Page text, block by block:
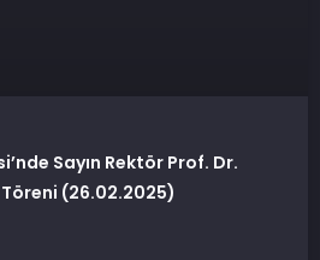
Sayın Rektör Prof. Dr.
Töreni (26.02.2025)